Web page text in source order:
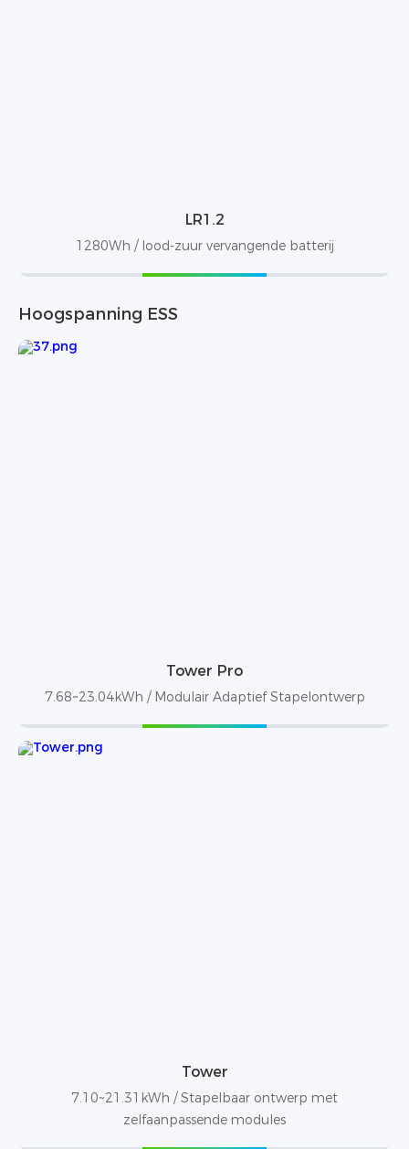
LR1.2
1280Wh / lood-zuur vervangende batterij
Hoogspanning ESS
Tower Pro
7.68~23.04kWh / Modulair Adaptief Stapelontwerp
Tower
7.10~21.31kWh / Stapelbaar ontwerp met
zelfaanpassende modules